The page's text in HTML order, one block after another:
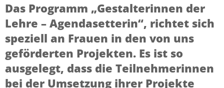
Das Programm „Gestalterinnen der
Lehre – Agendasetterin“, richtet sich
speziell an Frauen in den von uns
geförderten Projekten. Es ist so
ausgelegt, dass die Teilnehmerinnen
bei der Umsetzung ihrer Projekte